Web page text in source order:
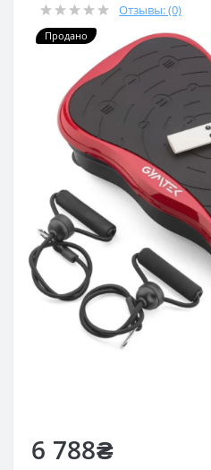
Отзывы: (0)
Продано
6 788₴